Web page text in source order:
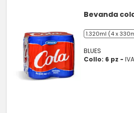
Bevanda
1.320ml (4 x
BLUES
Collo: 6 pz -